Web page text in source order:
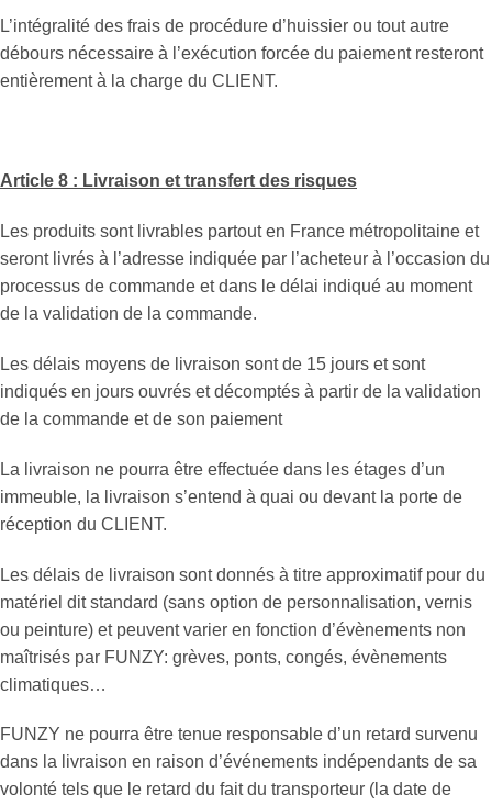
L’intégralité des frais de procédure d’huissier ou tout autre
débours nécessaire à l’exécution forcée du paiement resteront
entièrement à la charge du CLIENT.
Article 8 : Livraison et transfert des risques
Les produits sont livrables partout en France métropolitaine et
seront livrés à l’adresse indiquée par l’acheteur à l’occasion du
processus de commande et dans le délai indiqué au moment
de la validation de la commande.
Les délais moyens de livraison sont de 15 jours et sont
indiqués en jours ouvrés et décomptés à partir de la validation
de la commande et de son paiement
La livraison ne pourra être effectuée dans les étages d’un
immeuble, la livraison s’entend à quai ou devant la porte de
réception du CLIENT.
Les délais de livraison sont donnés à titre approximatif pour du
matériel dit standard (sans option de personnalisation, vernis
ou peinture) et peuvent varier en fonction d’évènements non
maîtrisés par FUNZY: grèves, ponts, congés, évènements
climatiques…
FUNZY ne pourra être tenue responsable d’un retard survenu
dans la livraison en raison d’événements indépendants de sa
volonté tels que le retard du fait du transporteur (la date de